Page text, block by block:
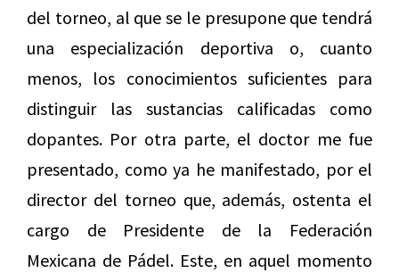
del torneo, al que se le presupone que tendrá
una especialización deportiva o, cuanto
menos, los conocimientos suficientes para
distinguir las sustancias calificadas como
dopantes. Por otra parte, el doctor me fue
presentado, como ya he manifestado, por el
director del torneo que, además, ostenta el
cargo de Presidente de la Federación
Mexicana de Pádel. Este, en aquel momento